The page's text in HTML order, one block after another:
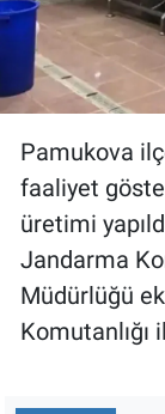
Pamukova
faaliyet
üretimi
Jandarma
Müdürlüğü
Komutanlığı
İlan
Kimdir
Kültür
Ne
Nedir